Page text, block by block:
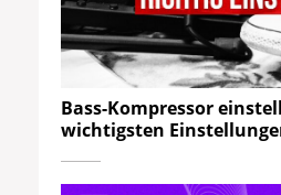
Bass-Kompressor
wichtigsten